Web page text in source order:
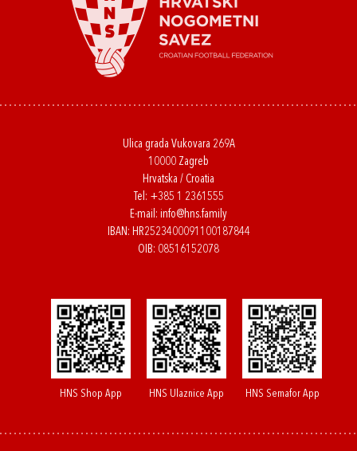
Ulica grada Vukovara 269A
10000 Zagreb
Hrvatska / Croatia
Tel: +385 1 2361555
E-mail: info@hns.family
IBAN: HR2523400091100187844
OIB: 08516152078
HNS Shop App HNS Ulaznice App HNS Semafor App